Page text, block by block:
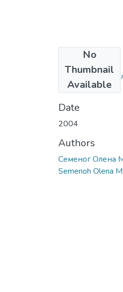
No
Thumbnail
Available
Стаття Роль
(86.5 KB)
Date
2004
Authors
Семеног Олена
Semenoh Olena